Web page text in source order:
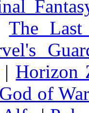
The
| Horizon
God of